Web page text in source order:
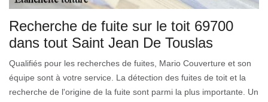
Recherche de fuite sur le toit 69700
dans tout Saint Jean De Touslas
Qualifiés pour les recherches de fuites, Mario Couverture et son
équipe sont à votre service. La détection des fuites de toit et la
recherche de l'origine de la fuite sont parmi la plus importante. Un